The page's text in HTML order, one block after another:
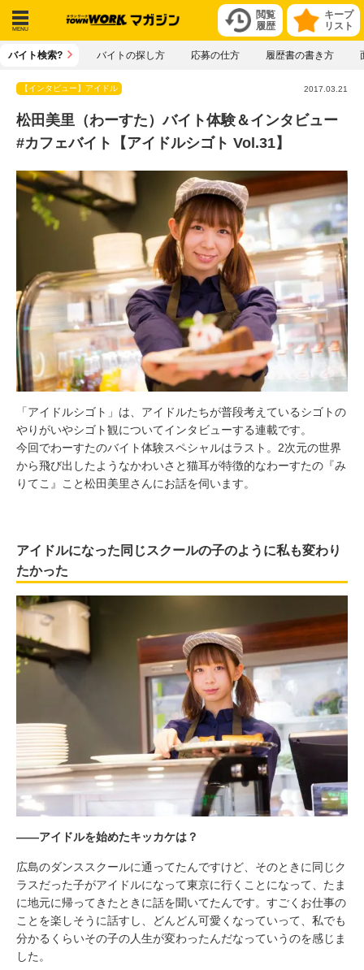
キープ
リスト
閲覧
履歴
メニ
バイト検索? バイトの探し方 応募の仕方 履歴書の書き方
【インタビュー】アイドル 2017.03.21
松田美里（わーすた）バイト体験＆インタビュー
#カフェバイト【アイドルシゴト Vol.31】
「アイドルシゴト」は、アイドルたちが普段考えているシゴトの
やりがいやシゴト観についてインタビューする連載です。
今回でわーすたのバイト体験スペシャルはラスト。2次元の世界
から飛び出したようなかわいさと猫耳が特徴的なわーすたの『み
りてこ』こと松田美里さんにお話を伺います。
アイドルになった同じスクールの子のように私も変わり
たかった
――アイドルを始めたキッカケは？
広島のダンススクールに通ってたんですけど、そのときに同じク
ラスだった子がアイドルになって東京に行くことになって、たま
に地元に帰ってきたときに話を聞いてたんです。すごくお仕事の
ことを楽しそうに話すし、どんどん可愛くなっていって、私でも
分かるくらいその子の人生が変わったんだなっていうのを感じま
した。